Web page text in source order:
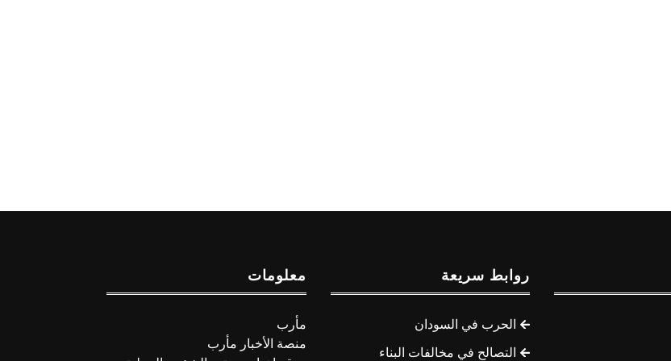
روابط سريعة
الحرب في السودان
التصالح في مخالفات البناء
معلومات
مأرب
منصة الأخبار مأرب